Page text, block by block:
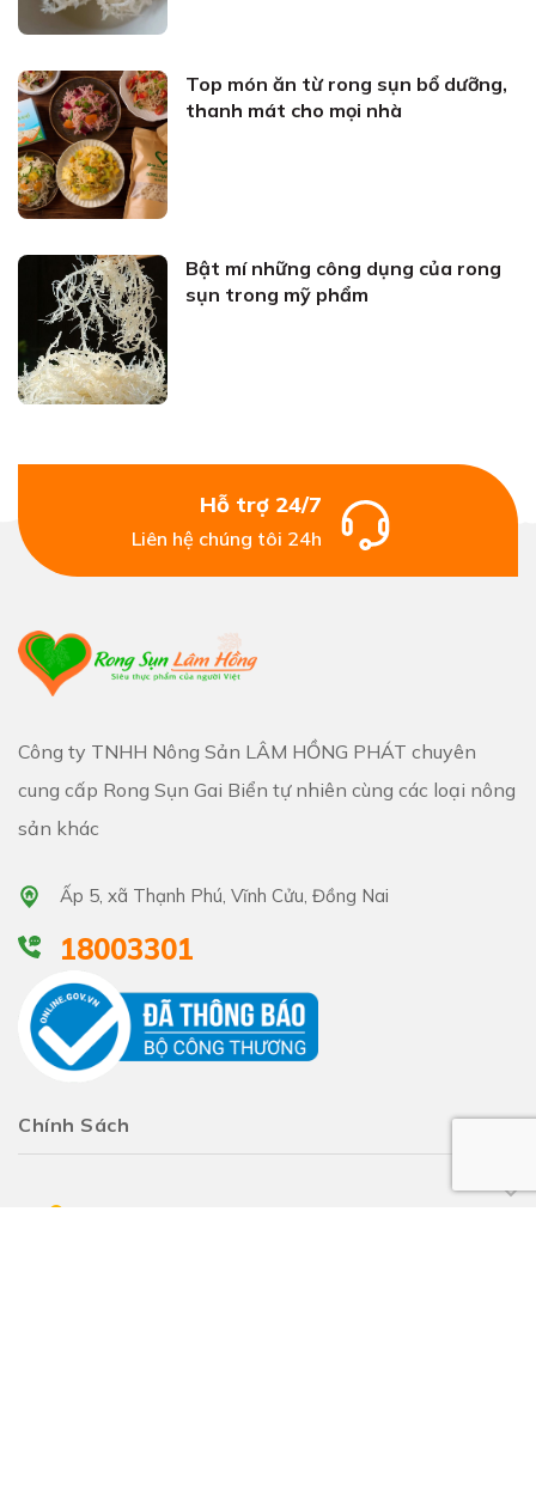
Top món ăn từ rong sụn bổ dưỡng,
thanh mát cho mọi nhà
Bật mí những công dụng của rong
sụn trong mỹ phẩm
Hỗ trợ 24/7
Liên hệ chúng tôi 24h
Công ty TNHH Nông Sản LÂM HỒNG PHÁT chuyên
cung cấp Rong Sụn Gai Biển tự nhiên cùng các loại nông
sản khác
Ấp 5, xã Thạnh Phú, Vĩnh Cửu, Đồng Nai
18003301
Chính Sách